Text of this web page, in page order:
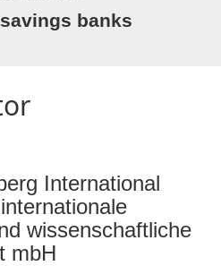
banks
International
wissenschaftliche
mbH